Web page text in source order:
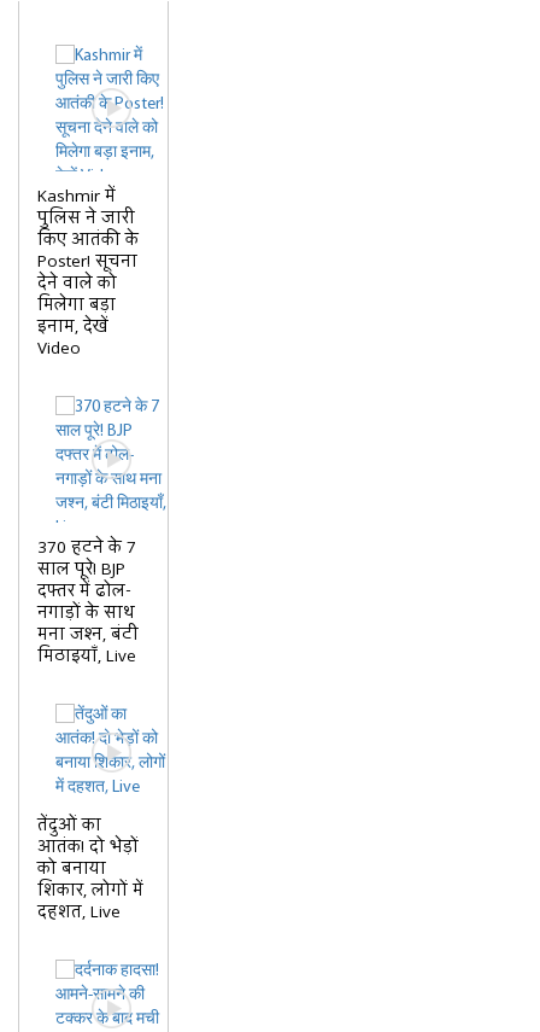
Kashmir में
पुलिस ने जारी
किए आतंकी के
Poster! सूचना
देने वाले को
मिलेगा बड़ा
इनाम, देखें
Video
370 हटने के 7
साल पूरे! BJP
दफ्तर में ढोल-
नगाड़ों के साथ
मना जश्न, बंटी
मिठाइयाँ, Live
तेंदुओं का
आतंक! दो भेड़ों
को बनाया
शिकार, लोगों में
दहशत, Live